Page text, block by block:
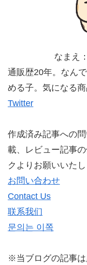
なまえ
通販歴20年。なん
める子。気になる商
Twitter
作成済み記事への
載、レビュー記事
クよりお願いいたし
お問い合わせ
Contact Us
联系我们
문의는 이쪽
※当ブログの記事